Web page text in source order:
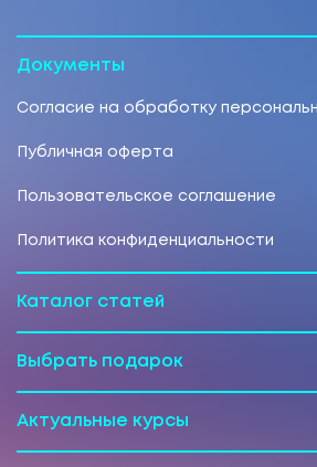
Документы
Согласие на обработку
Публичная оферта
Пользовательское соглашение
Политика конфиденциальности
Каталог статей
Выбрать подарок
Актуальные курсы